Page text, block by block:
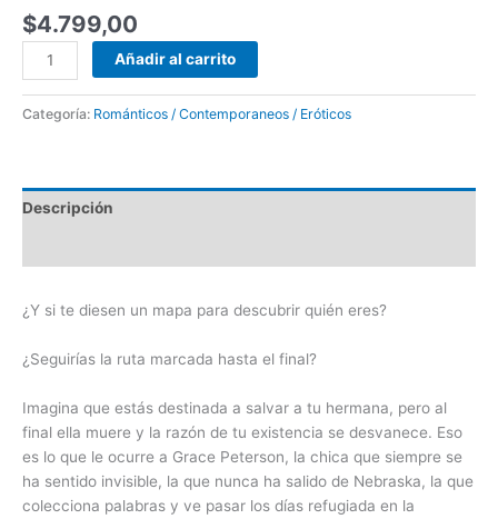
$4.799,00
Añadir al carrito
Categoría: Románticos / Contemporaneos / Eróticos
Descripción
¿Y si te diesen un mapa para descubrir quién eres?
¿Seguirías la ruta marcada hasta el final?
Imagina que estás destinada a salvar a tu hermana, pero al
final ella muere y la razón de tu existencia se desvanece. Eso
es lo que le ocurre a Grace Peterson, la chica que siempre se
ha sentido invisible, la que nunca ha salido de Nebraska, la que
colecciona palabras y ve pasar los días refugiada en la